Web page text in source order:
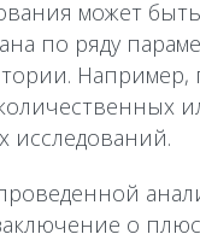
может быть
по ряду
исследований.
о